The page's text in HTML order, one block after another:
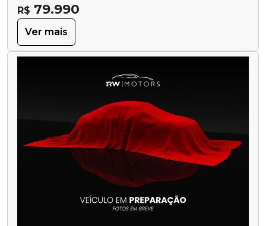
R$ 79.990
Ver mais